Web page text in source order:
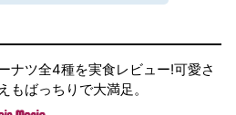
ナツ全4種を実食レビュー!可愛さ
もばっちりで大満足。